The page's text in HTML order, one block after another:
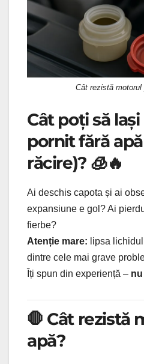
Cât rezistă motorul
Cât poți să
pornit fără
răcire)? 🧊🔥
Ai deschis capota și ai
expansiune e gol? Ai
fierbe?
Atenție mare: lipsa
dintre cele mai grave
Îți spun din experiență –
🛑 Cât rezistă
apă?